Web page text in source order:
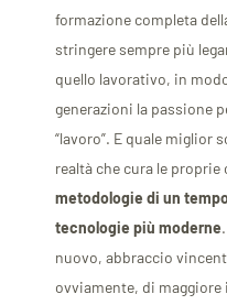
formazione completa
stringere sempre più
quello lavorativo, in
generazioni la passione
“lavoro”. E quale miglior
realtà che cura le proprie
metodologie di un
tecnologie più moderne
nuovo, abbraccio
ovviamente, di maggiore